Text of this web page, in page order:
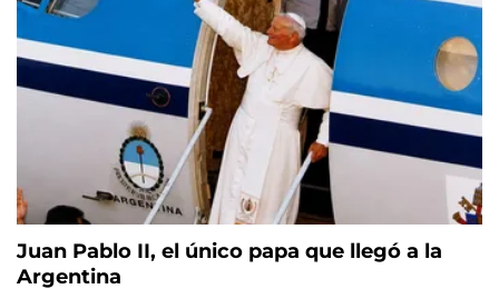
Juan Pablo II, el único papa que llegó a la
Argentina